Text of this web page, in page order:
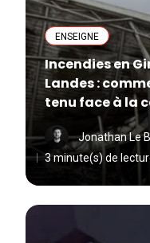
ENSEIGNE
Incendies en
Landes :
tenu face à la
Jonathan Le
3 minute(s) de